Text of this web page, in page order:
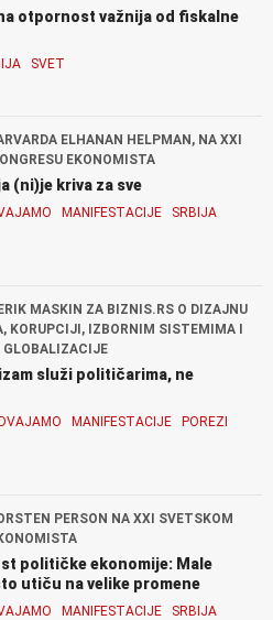
otpornost važnija od fiskalne
SVET
ELHANAN HELPMAN, NA XXI
EKONOMISTA
(ni)je kriva za sve
MANIFESTACIJE
SRBIJA
MASKIN ZA BIZNIS.RS O DIZAJNU
KORUPCIJI, IZBORNIM SISTEMIMA I
GLOBALIZACIJE
služi političarima, ne
MANIFESTACIJE
POREZI
PERSON NA XXI SVETSKOM
političke ekonomije: Male
utiču na velike promene
MANIFESTACIJE
SRBIJA